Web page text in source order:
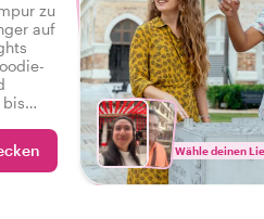
zu
auf
bis
Wähle deinen